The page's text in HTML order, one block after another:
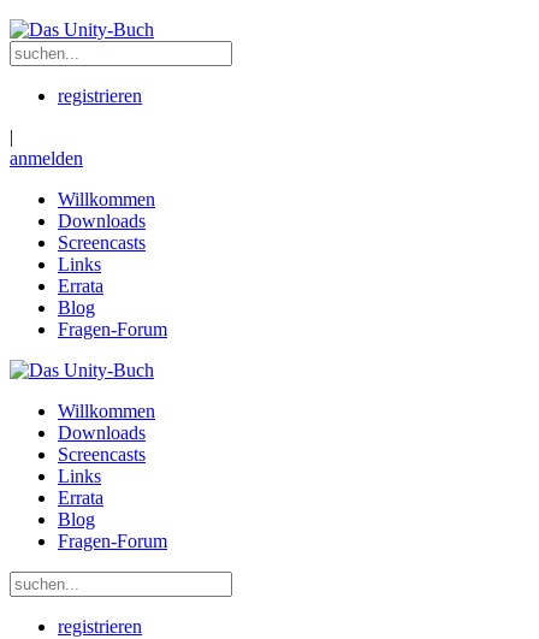
registrieren
|
anmelden
Willkommen
Downloads
Screencasts
Links
Errata
Blog
Fragen-Forum
Willkommen
Downloads
Screencasts
Links
Errata
Blog
Fragen-Forum
registrieren